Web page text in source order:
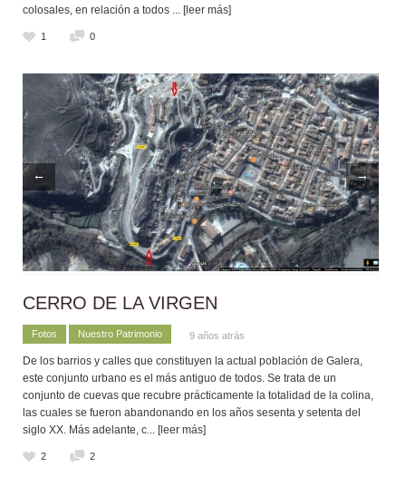
colosales, en relación a todos
... [leer más]
1 0
← →
CERRO DE LA VIRGEN
Fotos Nuestro Patrimonio 9 años atrás
De los barrios y calles que constituyen la actual población de Galera,
este conjunto urbano es el más antiguo de todos. Se trata de un
conjunto de cuevas que recubre prácticamente la totalidad de la colina,
las cuales se fueron abandonando en los años sesenta y setenta del
siglo XX. Más adelante, c... [leer más]
2 2